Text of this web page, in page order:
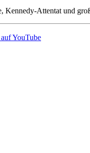
Kennedy-Attentat und
YouTube